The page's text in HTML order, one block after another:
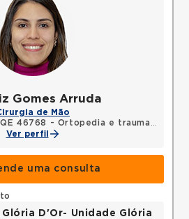
Gomes Arruda
de Mão
46768 - Ortopedia e traumatologia
Ver perfil
uma consulta
D'Or- Unidade Glória